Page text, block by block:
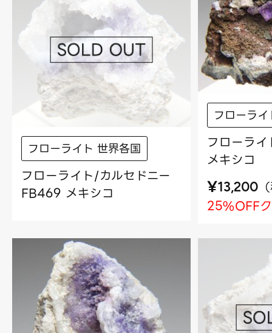
フローライト 世界各国
フローライト/カルセドニー
FB469 メキシコ
フローラ
フローラ
メキシコ
¥13,200 （
25%OFF